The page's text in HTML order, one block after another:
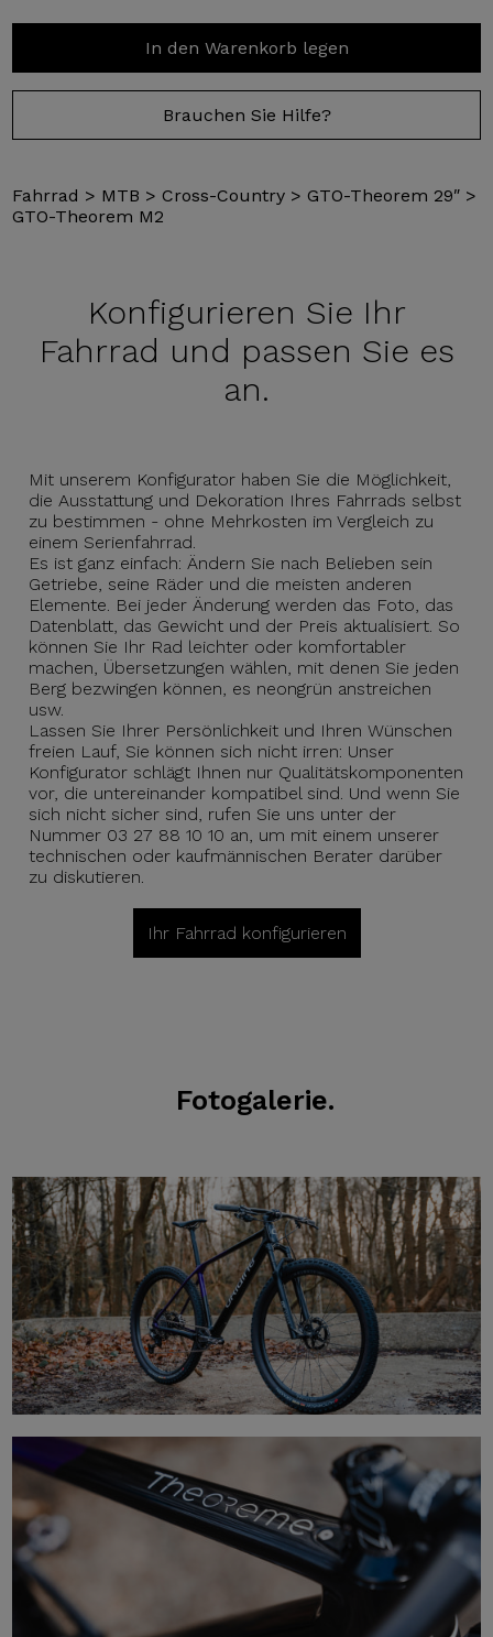
In den Warenkorb legen
Brauchen Sie Hilfe?
Fahrrad > MTB >Cross-Country > GTO-Theorem 29″ >
GTO-Theorem M2
Konfigurieren Sie Ihr
Fahrrad und passen Sie es
an.
Mit unserem Konfigurator haben Sie die Möglichkeit,
die Ausstattung und Dekoration Ihres Fahrrads selbst
zu bestimmen - ohne Mehrkosten im Vergleich zu
einem Serienfahrrad.
Es ist ganz einfach: Ändern Sie nach Belieben sein
Getriebe, seine Räder und die meisten anderen
Elemente. Bei jeder Änderung werden das Foto, das
Datenblatt, das Gewicht und der Preis aktualisiert. So
können Sie Ihr Rad leichter oder komfortabler
machen, Übersetzungen wählen, mit denen Sie jeden
Berg bezwingen können, es neongrün anstreichen
usw.
Lassen Sie Ihrer Persönlichkeit und Ihren Wünschen
freien Lauf, Sie können sich nicht irren: Unser
Konfigurator schlägt Ihnen nur Qualitätskomponenten
vor, die untereinander kompatibel sind. Und wenn Sie
sich nicht sicher sind, rufen Sie uns unter der
Nummer 03 27 88 10 10 an, um mit einem unserer
technischen oder kaufmännischen Berater darüber
zu diskutieren.
Ihr Fahrrad konfigurieren
Fotogalerie.